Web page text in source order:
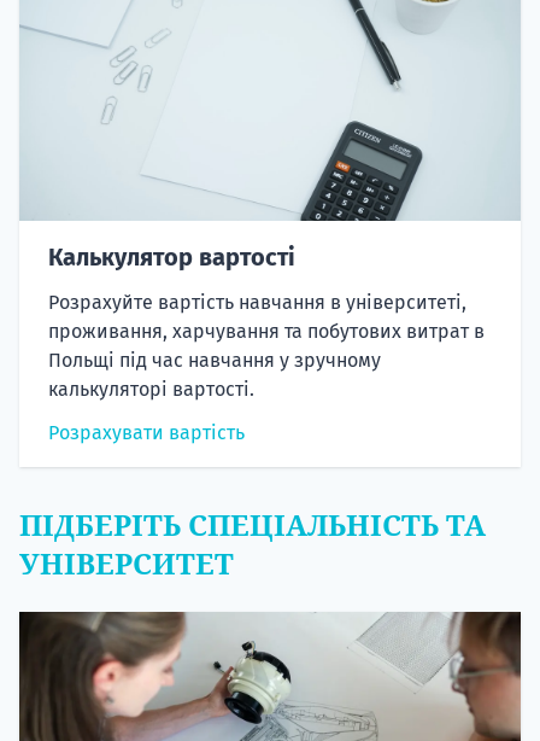
Калькулятор вартості
Розрахуйте вартість навчання в університеті,
проживання, харчування та побутових витрат в
Польщі під час навчання у зручному
калькуляторі вартості.
Розрахувати вартість
ПІДБЕРІТЬ СПЕЦІАЛЬНІСТЬ ТА
УНІВЕРСИТЕТ